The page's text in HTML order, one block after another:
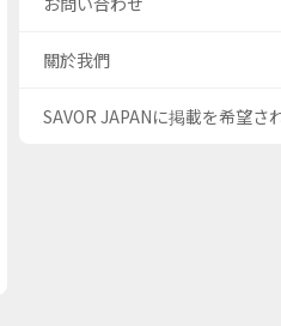
關於我們
SAVOR JAPANに掲載を希望さ